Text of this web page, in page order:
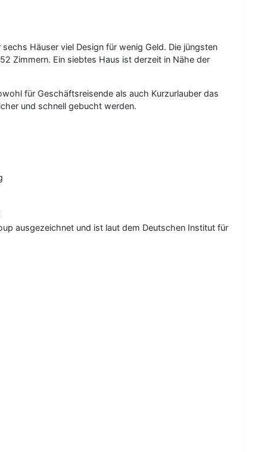
Häuser viel Design für wenig Geld. Die jüngsten
Zimmern. Ein siebtes Haus ist derzeit in Nähe der
für Geschäftsreisende als auch Kurzurlauber das
und schnell gebucht werden.
ausgezeichnet und ist laut dem Deutschen Institut für